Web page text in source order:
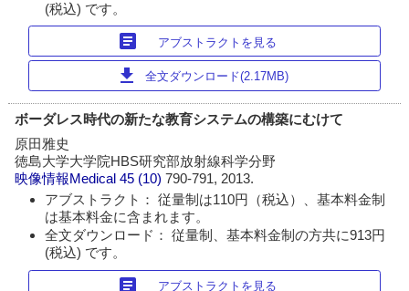
(税込) です。
article アブストラクトを見る
download 全文ダウンロード(2.17MB)
ボーダレス時代の新たな教育システムの構築にむけて
原田雅史
徳島大学大学院HBS研究部放射線科学分野
映像情報Medical 45 (10)790-791, 2013.
アブストラクト： 従量制は110円（税込）、基本料金制
は基本料金に含まれます。
全文ダウンロード： 従量制、基本料金制の方共に913円
(税込) です。
article アブストラクトを見る